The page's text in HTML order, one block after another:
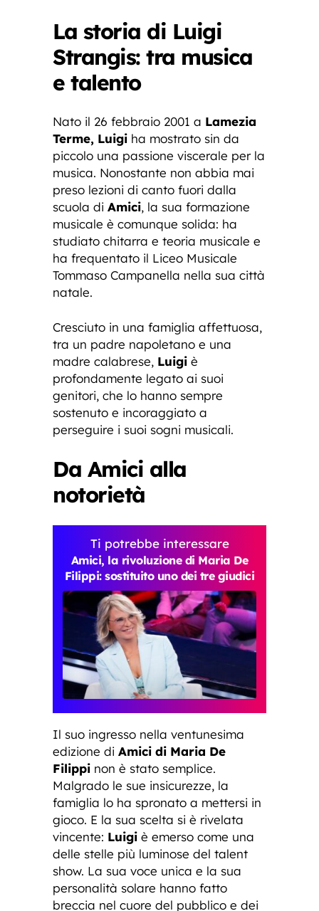
La storia di Luigi
Strangis: tra musica
e talento
Nato il 26 febbraio 2001 a Lamezia
Terme, Luigi ha mostrato sin da
piccolo una passione viscerale per la
musica. Nonostante non abbia mai
preso lezioni di canto fuori dalla
scuola di Amici, la sua formazione
musicale è comunque solida: ha
studiato chitarra e teoria musicale e
ha frequentato il Liceo Musicale
Tommaso Campanella nella sua città
natale.
Cresciuto in una famiglia affettuosa,
tra un padre napoletano e una
madre calabrese, Luigi è
profondamente legato ai suoi
genitori, che lo hanno sempre
sostenuto e incoraggiato a
perseguire i suoi sogni musicali.
Da Amici alla
notorietà
Ti potrebbe interessare
Amici, la rivoluzione di Maria De
Filippi: sostituito uno dei tre giudici
Il suo ingresso nella ventunesima
edizione di Amici di Maria De
Filippi non è stato semplice.
Malgrado le sue insicurezze, la
famiglia lo ha spronato a mettersi in
gioco. E la sua scelta si è rivelata
vincente: Luigi è emerso come una
delle stelle più luminose del talent
show. La sua voce unica e la sua
personalità solare hanno fatto
breccia nel cuore del pubblico e dei